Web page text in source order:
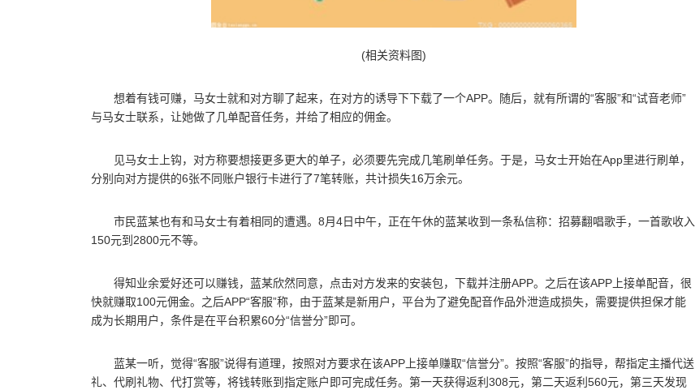
(相关资料图)
想着有钱可赚，马女士就和对方聊了起来，在对方的诱导下下载了一个APP。随后，就有所谓的“客服”和“试音老师”
与马女士联系，让她做了几单配音任务，并给了相应的佣金。
见马女士上钩，对方称要想接更多更大的单子，必须要先完成几笔刷单任务。于是，马女士开始在App里进行刷单，
分别向对方提供的6张不同账户银行卡进行了7笔转账，共计损失16万余元。
市民蓝某也有和马女士有着相同的遭遇。8月4日中午，正在午休的蓝某收到一条私信称：招募翻唱歌手，一首歌收入
150元到2800元不等。
得知业余爱好还可以赚钱，蓝某欣然同意，点击对方发来的安装包，下载并注册APP。之后在该APP上接单配音，很
快就赚取100元佣金。之后APP“客服”称，由于蓝某是新用户，平台为了避免配音作品外泄造成损失，需要提供担保才能
成为长期用户，条件是在平台积累60分“信誉分”即可。
蓝某一听，觉得“客服”说得有道理，按照对方要求在该APP上接单赚取“信誉分”。按照“客服”的指导，帮指定主播代送
礼、代刷礼物、代打赏等，将钱转账到指定账户即可完成任务。第一天获得返利308元，第二天返利560元，第三天发现